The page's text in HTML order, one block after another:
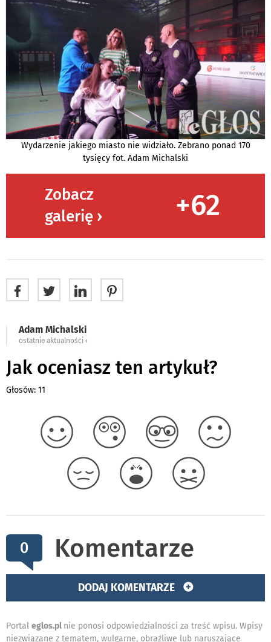
Wydarzenie jakiego miasto nie widziało. Zebrano ponad 170
tysięcy fot. Adam Michalski
Zobacz
galerię ›
+62
Adam Michalski
ostatnie aktualności ‹
Jak oceniasz ten artykuł?
Głosów: 11
0 Komentarze
DODAJ KOMENTARZE
Portal eglos.pl nie ponosi odpowiedzialności za treść wpisu. Wpisy
niezwiązane z tematem, wulgarne, obraźliwe lub naruszające